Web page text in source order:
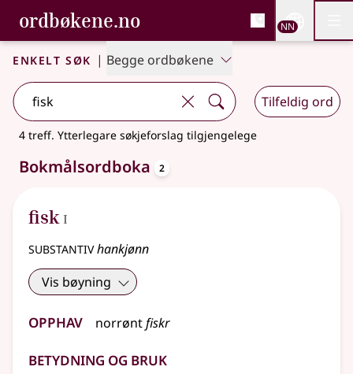
Gå til hovudinnhald
Tilgjenge
ordbøkene.no, Bokmålsordboka og
Bokmålsordboka og Nynorskordboka
NN
Enkelt søk | Begge ordbøkene
Tilfeldig ord
4 treff. Ytterlegare søkjeforslag tilgjengelege
Bokmålsordboka 2
fisk 1
I
substantivhankjønn
Vis bøyning
Opphav norrøntfiskr
Betydning og bruk